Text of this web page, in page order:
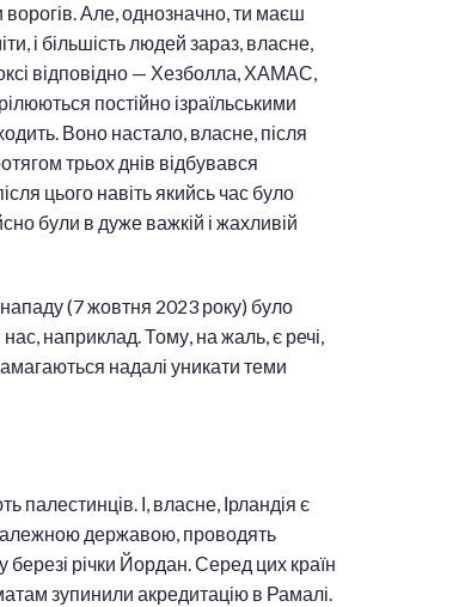
Але, однозначно, ти маєш
і більшість людей зараз, власне,
відповідно — Хезболла, ХАМАС,
постійно ізраїльськими
Воно настало, власне, після
трьох днів відбувався
цього навіть якийсь час було
були в дуже важкій і жахливій
нападу (7 жовтня 2023 року) було
наприклад. Тому, на жаль, є речі,
надалі уникати теми
палестинців. І, власне, Ірландія є
державою, проводять
березі річки Йордан. Серед цих країн
зупинили акредитацію в Рамалі.